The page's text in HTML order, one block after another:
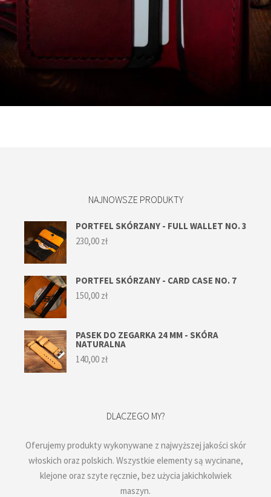
NAJNOWSZE PRODUKTY
PORTFEL SKÓRZANY - FULL WALLET NO. 3
230,00 zł
PORTFEL SKÓRZANY - CARD CASE NO. 7
150,00 zł
PASEK DO ZEGARKA 24 MM - SKÓRA
NATURALNA
140,00 zł
DLACZEGO MY?
Oferujemy produkty wykonywane z najwyższej jakości skór
włoskich oraz polskich. Wszystkie elementy są wycinane,
klejone oraz szyte ręcznie, bez użycia jakichkolwiek
maszyn.